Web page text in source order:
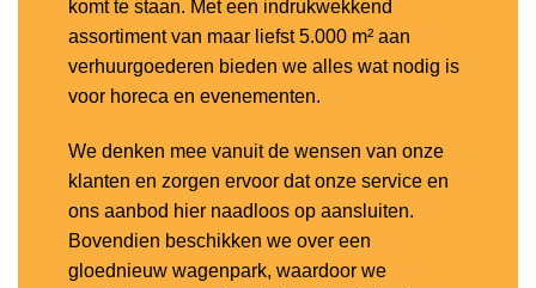
komt te staan. Met een indrukwekkend
assortiment van maar liefst 5.000 m² aan
verhuurgoederen bieden we alles wat nodig is
voor horeca en evenementen.
We denken mee vanuit de wensen van onze
klanten en zorgen ervoor dat onze service en
ons aanbod hier naadloos op aansluiten.
Bovendien beschikken we over een
gloednieuw wagenpark, waardoor we